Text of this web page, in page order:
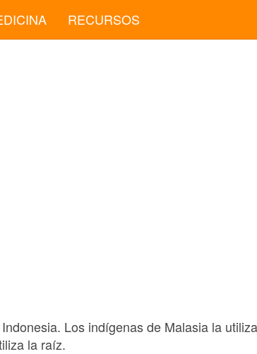
RECURSOS
Los indígenas de Malasia la
la raíz.